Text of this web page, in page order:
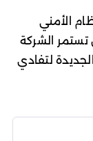
الأمني
تستمر الشركة
لتفادي